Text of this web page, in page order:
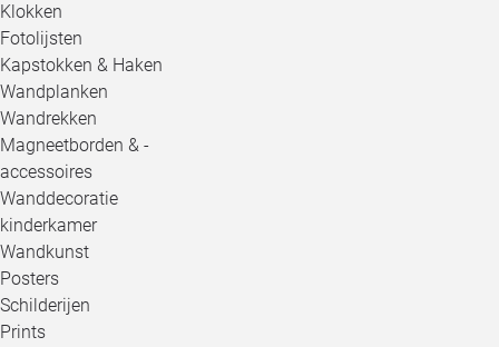
Klokken
Fotolijsten
Kapstokken & Haken
Wandplanken
Wandrekken
Magneetborden & -
accessoires
Wanddecoratie
kinderkamer
Wandkunst
Posters
Schilderijen
Prints